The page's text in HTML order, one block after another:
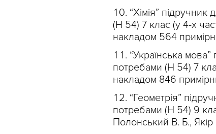
“Хімія”
(Н 54) 7 клас (у 4-х
накладом 564
“Українська
потребами (Н 54) 7
накладом 846
“Геометрія”
потребами (Н 54) 9
Полонський В. Б.,